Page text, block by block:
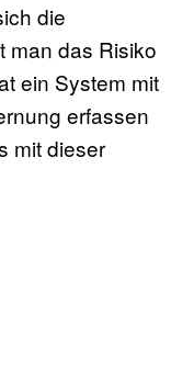
die
man das Risiko
ein System mit
erfassen
mit dieser